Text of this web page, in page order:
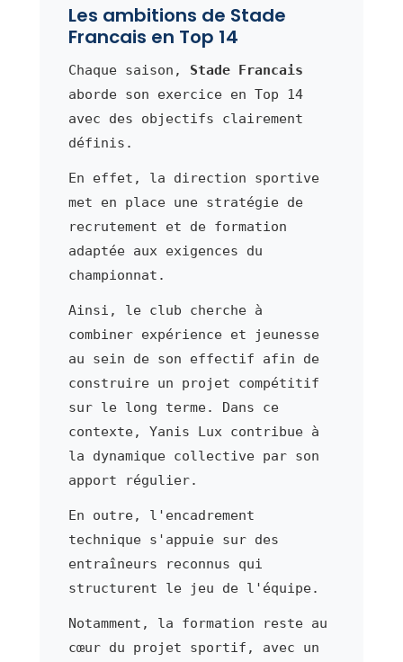
Les ambitions de Stade
Francais en Top 14
Chaque saison, Stade Francais
aborde son exercice en Top 14
avec des objectifs clairement
définis.
En effet, la direction sportive
met en place une stratégie de
recrutement et de formation
adaptée aux exigences du
championnat.
Ainsi, le club cherche à
combiner expérience et jeunesse
au sein de son effectif afin de
construire un projet compétitif
sur le long terme. Dans ce
contexte, Yanis Lux contribue à
la dynamique collective par son
apport régulier.
En outre, l'encadrement
technique s'appuie sur des
entraîneurs reconnus qui
structurent le jeu de l'équipe.
Notamment, la formation reste au
cœur du projet sportif, avec un